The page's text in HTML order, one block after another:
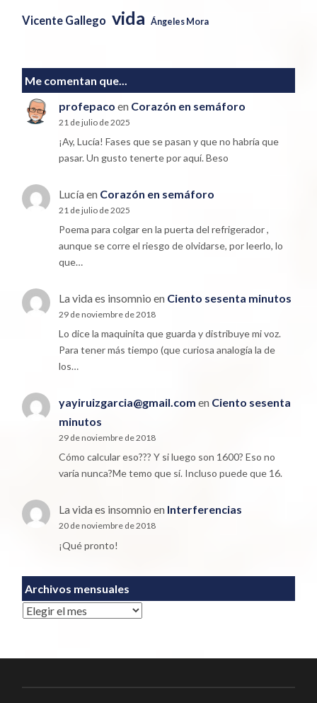
Vicente Gallego vida Ángeles Mora
Me comentan que...
profepaco en Corazón en semáforo
21 de julio de 2025
¡Ay, Lucía! Fases que se pasan y que no habría que
pasar. Un gusto tenerte por aquí. Beso
Lucíaen Corazón en semáforo
21 de julio de 2025
Poema para colgar en la puerta del refrigerador ,
aunque se corre el riesgo de olvidarse, por leerlo, lo
que…
La vida es insomnio en Ciento sesenta minutos
29 de noviembre de 2018
Lo dice la maquinita que guarda y distribuye mi voz.
Para tener más tiempo (que curiosa analogía la de
los…
yayiruizgarcia@gmail.com en Ciento sesenta
minutos
29 de noviembre de 2018
Cómo calcular eso??? Y si luego son 1600? Eso no
varía nunca?Me temo que sí. Incluso puede que 16.
La vida es insomnio en Interferencias
20 de noviembre de 2018
¡Qué pronto!
Archivos mensuales
Archivos